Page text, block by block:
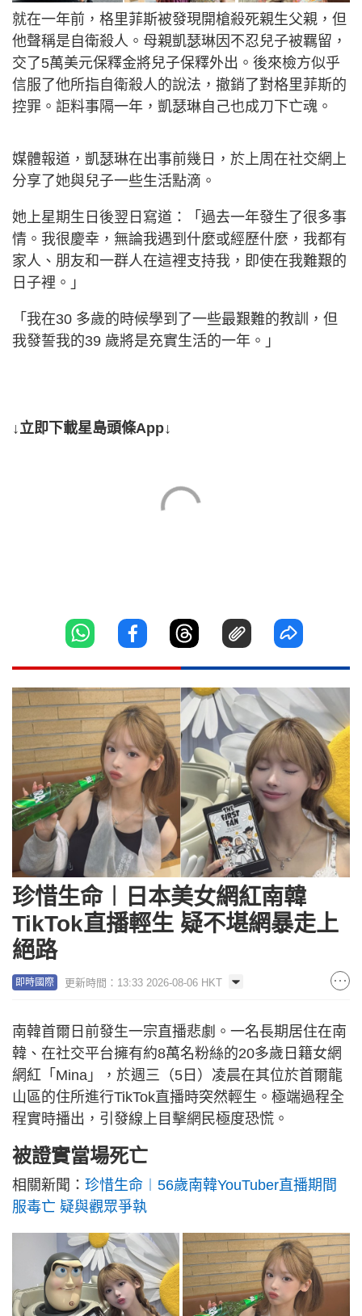
就在一年前，格里菲斯被發現開槍殺死親生父親，但
他聲稱是自衛殺人。母親凱瑟琳因不忍兒子被羈留，
交了5萬美元保釋金將兒子保釋外出。後來檢方似乎
信服了他所指自衛殺人的說法，撤銷了對格里菲斯的
控罪。詎料事隔一年，凱瑟琳自己也成刀下亡魂。
媒體報道，凱瑟琳在出事前幾日，於上周在社交網上
分享了她與兒子一些生活點滴。
她上星期生日後翌日寫道：「過去一年發生了很多事
情。我很慶幸，無論我遇到什麼或經歷什麼，我都有
家人、朋友和一群人在這裡支持我，即使在我難艱的
日子裡。」
「我在30 多歲的時候學到了一些最艱難的教訓，但
我發誓我的39 歲將是充實生活的一年。」
↓立即下載星島頭條App↓
珍惜生命︱日本美女網紅南韓
TikTok直播輕生 疑不堪網暴走上
絕路
即時國際 更新時間：13:33 2026-08-06 HKT
南韓首爾日前發生一宗直播悲劇。一名長期居住在南
韓、在社交平台擁有約8萬名粉絲的20多歲日籍女網
網紅「Mina」，於週三（5日）凌晨在其位於首爾龍
山區的住所進行TikTok直播時突然輕生。極端過程全
程實時播出，引發線上目擊網民極度恐慌。
被證實當場死亡
相關新聞： 珍惜生命︱56歲南韓YouTuber直播期間
服毒亡 疑與觀眾爭執